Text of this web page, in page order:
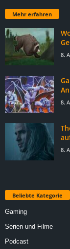
Mehr erfahren
8.
8.
8.
Beliebte Kategorie
Gaming
Serien und Filme
Podcast